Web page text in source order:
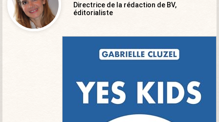
Directrice de la rédaction de BV,
éditorialiste